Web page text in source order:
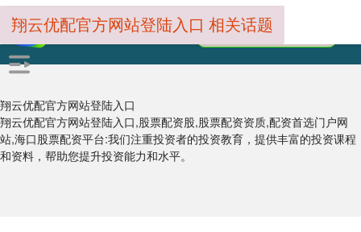
翔云优配官方网站登陆入口
翔云优配官方网站登陆入口,股票配资股,股票配资资质,配资首选门户网
站,海口股票配资平台:我们注重投资者的投资教育，提供丰富的投资课程
和资料，帮助您提升投资能力和水平。
翔云优配官方网站登陆入口 相关话题